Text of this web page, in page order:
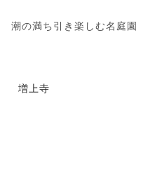
潮の満ち引き楽しむ名庭園
増上寺